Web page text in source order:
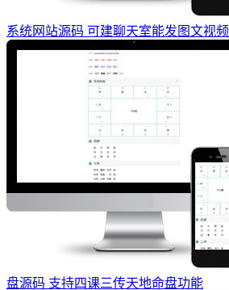
系统网站源码 可建聊天室能发图文视频
盘源码 支持四课三传天地命盘功能